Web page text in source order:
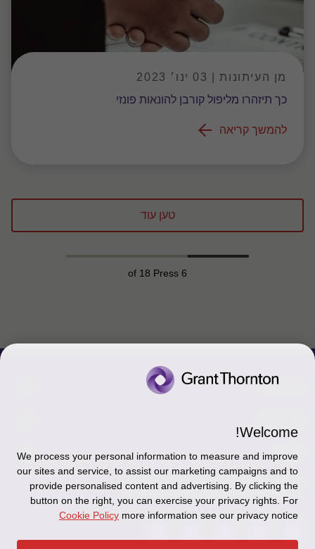
מן העיתונות | 03 ינו׳ 2023
כך תיזהרו מליפול קורבן להונאות פונזי
להמשך קריאה
טען עוד
6
צור קשר
כניסה לעובדים - דוא"ל
כניסה לעובדים - דוחות עבודה
אודותינו
זיכרון והנצחה
תקנון
מדיניות הפרטיות
Disclaimer
Ethics Hotline
עקבו אחרינו ברשתות החברתיות
Welcome!
We process your personal information to measure and improve
our sites and service, to assist our marketing campaigns and to
provide personalised content and advertising. By clicking the
button on the right, you can exercise your privacy rights. For
more information see our privacy notice
Cookie Policy